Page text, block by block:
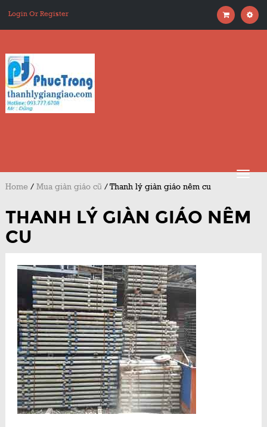
Login Or Register
Home / Mua giàn giáo cũ /Thanh lý giàn giáo nêm cu
THANH LÝ GIÀN GIÁO NÊM
CU